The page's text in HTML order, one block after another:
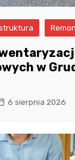
w
6 sierpnia 2026